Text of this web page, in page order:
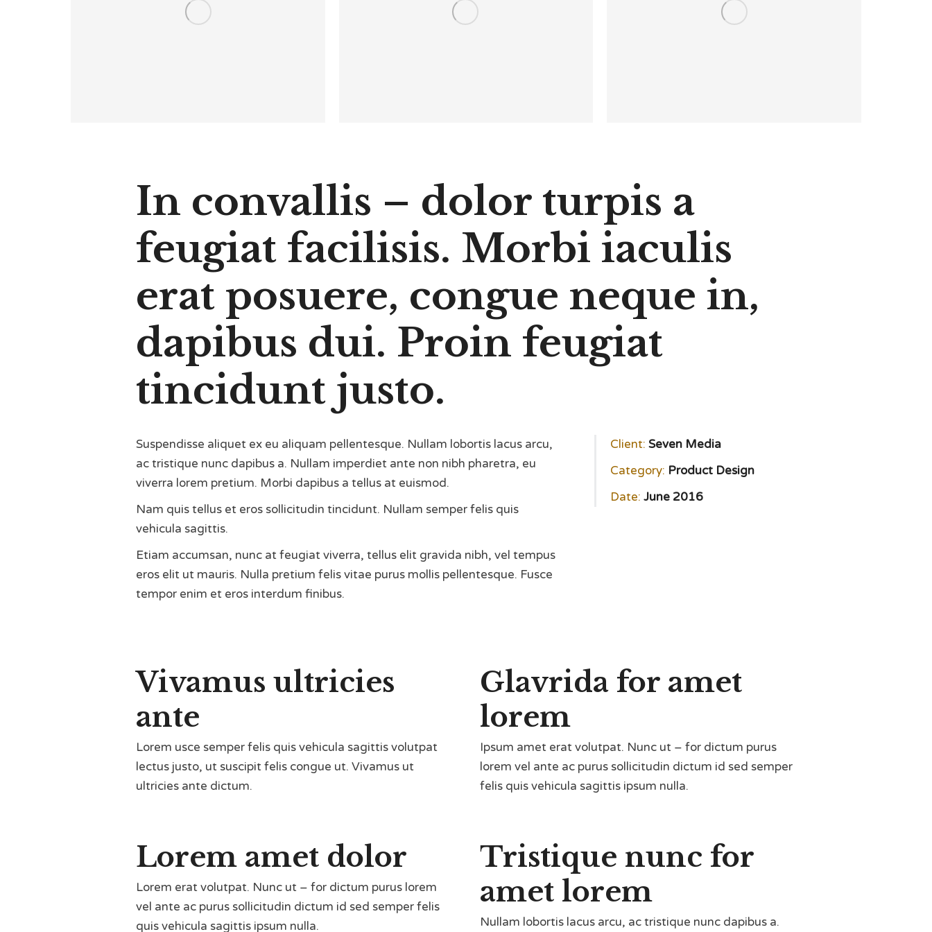
In convallis – dolor turpis a
feugiat facilisis. Morbi iaculis
erat posuere, congue neque in,
dapibus dui. Proin feugiat
tincidunt justo.
Suspendisse aliquet ex eu aliquam pellentesque. Nullam lobortis lacus arcu,
ac tristique nunc dapibus a. Nullam imperdiet ante non nibh pharetra, eu
viverra lorem pretium. Morbi dapibus a tellus at euismod.
Nam quis tellus et eros sollicitudin tincidunt. Nullam semper felis quis
vehicula sagittis.
Etiam accumsan, nunc at feugiat viverra, tellus elit gravida nibh, vel tempus
eros elit ut mauris. Nulla pretium felis vitae purus mollis pellentesque. Fusce
tempor enim et eros interdum finibus.
Client: Seven Media
Category: Product Design
Date: June 2016
Vivamus ultricies
ante
Lorem usce semper felis quis vehicula sagittis volutpat
lectus justo, ut suscipit felis congue ut. Vivamus ut
ultricies ante dictum.
Glavrida for amet
lorem
Ipsum amet erat volutpat. Nunc ut – for dictum purus
lorem vel ante ac purus sollicitudin dictum id sed semper
felis quis vehicula sagittis ipsum nulla.
Lorem amet dolor
Lorem erat volutpat. Nunc ut – for dictum purus lorem
vel ante ac purus sollicitudin dictum id sed semper felis
quis vehicula sagittis ipsum nulla.
Tristique nunc for
amet lorem
Nullam lobortis lacus arcu, ac tristique nunc dapibus a.